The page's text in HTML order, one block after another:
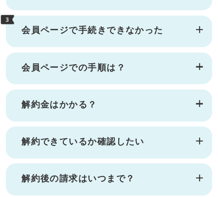
会員ページで手続きできなかった
会員ページでの手順は？
解約金はかかる？
解約できているか確認したい
解約後の請求はいつまで？